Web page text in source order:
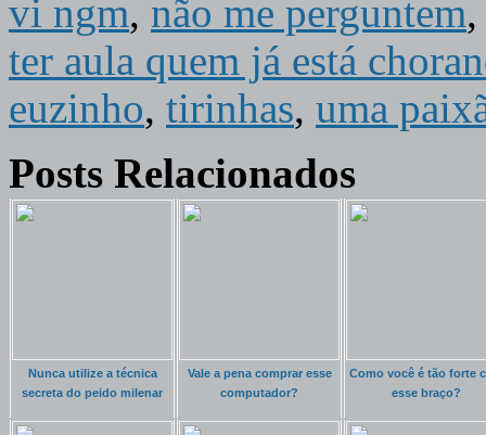
vi ngm, não me perguntem
ter aula quem já está
euzinho, tirinhas, uma
Posts Relacionados
Nunca utilize a técnica
secreta do peido milenar
Vale a pena comprar esse
computador?
Como você é tão forte
esse braço?